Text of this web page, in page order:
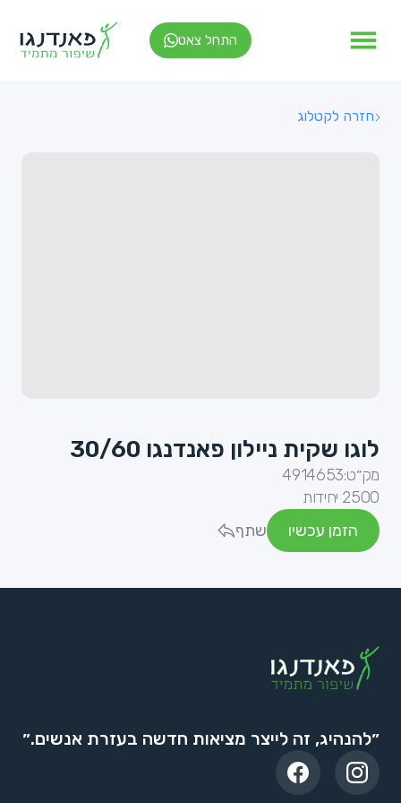
התחל צאט
חזרה לקטלוג
לוגו שקית ניילון פאנדנגו 30/60
מק״ט:4914653
2500 יחידות
הזמן עכשיו
שתף
״להנהיג, זה לייצר מציאות חדשה בעזרת אנשים.״